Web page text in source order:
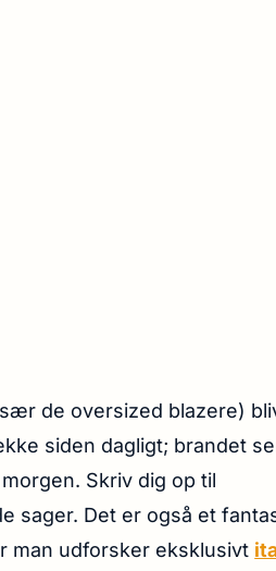
de oversized blazere)
siden dagligt; brandet
Skriv dig op til
sager. Det er også et
man udforsker eksklusivt